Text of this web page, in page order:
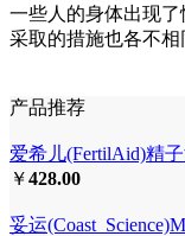
一些人的身体出现
采取的措施也各不相
产品推荐
爱希儿(FertilAid)精
￥428.00
妥运